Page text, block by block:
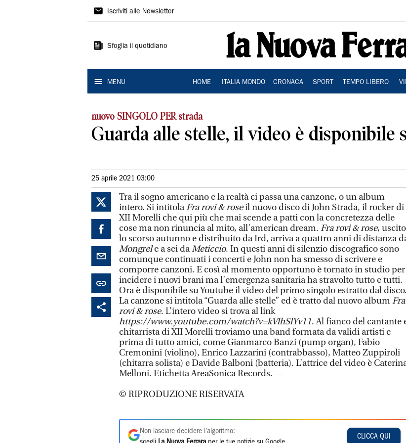
La
Ferrara
Iscriviti alle Newsletter
Sfoglia il quotidiano
MENU HOME ITALIA MONDO CRONACA SPORT TEMPO LIBERO
nuovo SINGOLO PER strada
Guarda alle stelle, il video è disponibile
25 aprile 2021 03:00
Tra il sogno americano e la realtà ci passa una canzone, o un album
intero. Si intitolaFra rovi & roseil nuovo disco di John Strada, il rocker di
XII Morelli che qui più che mai scende a patti con la concretezza delle
cose ma non rinuncia al mito, all’american dream. Fra rovi & rose, uscito
lo scorso autunno e distribuito da Ird, arriva a quattro anni di distanza
Mongrele a sei daMeticcio. In questi anni di silenzio discografico sono
comunque continuati i concerti e John non ha smesso di scrivere e
comporre canzoni. E così al momento opportuno è tornato in studio per
incidere i nuovi brani ma l’emergenza sanitaria ha stravolto tutto e tutti.
Ora è disponibile su Youtube il video del primo singolo estratto dal disco.
La canzone si intitola “Guarda alle stelle” ed è tratto dal nuovo albumFra
rovi & rose. L’intero video si trova al link
https://www.youtube.com/watch?v=kVlhSlYv11. Al fianco del cantante
chitarrista di XII Morelli troviamo una band formata da validi artisti e
prima di tutto amici, come Gianmarco Banzi (pump organ), Fabio
Cremonini (violino), Enrico Lazzarini (contrabbasso), Matteo Zuppiroli
(chitarra solista) e Davide Balboni (batteria). L’attrice del video è
Melloni. Etichetta AreaSonica Records. —
© RIPRODUZIONE RISERVATA
Non lasciare decidere l'algoritmo:
CLICCA QUI